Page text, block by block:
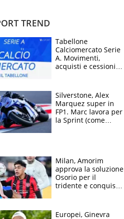
TREND
Tabellone
Calciomercato Serie
A. Movimenti,
acquisti e cessioni:
Silverstone, Alex
Marquez super in
FP1. Marc lavora per
la Sprint (come
Milan, Amorim
approva la soluzione
Osorio per il
tridente e conquista
Allegri
Europei, Ginevra